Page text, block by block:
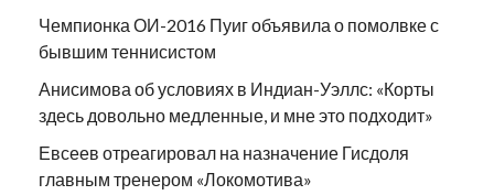
Чемпионка ОИ-2016 Пуиг объявила о помолвке с
бывшим теннисистом
Анисимова об условиях в Индиан-Уэллс: «Корты
здесь довольно медленные, и мне это подходит»
Евсеев отреагировал на назначение Гисдоля
главным тренером «Локомотива»